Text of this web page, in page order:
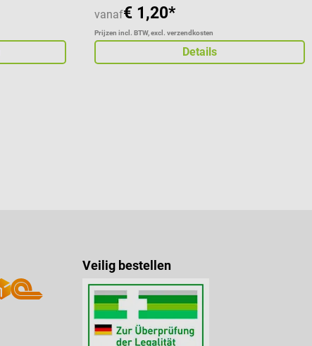
vanaf€ 1,20*
Prijzen incl. BTW, excl. verzendkosten
Details
Veilig bestellen